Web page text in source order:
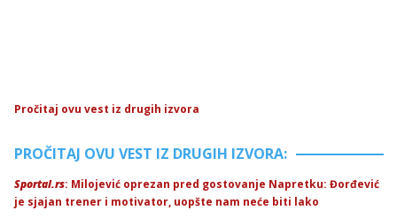
Pročitaj ovu vest iz drugih izvora
PROČITAJ OVU VEST IZ DRUGIH IZVORA:
Sportal.rs: Milojević oprezan pred gostovanje Napretku: Đorđević
je sjajan trener i motivator, uopšte nam neće biti lako